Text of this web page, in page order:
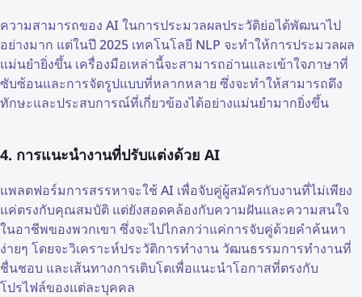
ความสามารถของ AI ในการประมวลผลประวัติย่อได้พัฒนาไป
อย่างมาก แต่ในปี 2025 เทคโนโลยี NLP จะทำให้การประมวลผล
แม่นยำยิ่งขึ้น เครื่องมือเหล่านี้จะสามารถอ่านและเข้าใจภาษาที่
ซับซ้อนและการจัดรูปแบบที่หลากหลาย ซึ่งจะทำให้สามารถดึง
ทักษะและประสบการณ์ที่เกี่ยวข้องได้อย่างแม่นยำมากยิ่งขึ้น
4. การแนะนำงานที่ปรับแต่งด้วย AI
แพลตฟอร์มการสรรหาจะใช้ AI เพื่อจับคู่ผู้สมัครกับงานที่ไม่เพียง
แค่ตรงกับคุณสมบัติ แต่ยังสอดคล้องกับความฝันและความสนใจ
ในอาชีพของพวกเขา ซึ่งจะไปไกลกว่าแค่การจับคู่ด้วยคำค้นหา
ง่ายๆ โดยจะวิเคราะห์ประวัติการทำงาน วัฒนธรรมการทำงานที่
ชื่นชอบ และเส้นทางการเติบโตเพื่อแนะนำโอกาสที่ตรงกับ
โปรไฟล์ของแต่ละบุคคล